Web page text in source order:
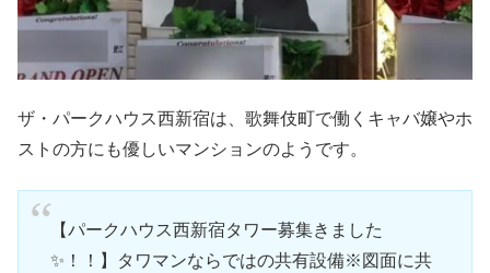
ザ・パークハウス西新宿は、歌舞伎町で働くキャバ嬢やホ
ストの方にも優しいマンションのようです。
【パークハウス西新宿タワー募集きました
✨！！】タワマンならではの共有設備※図面に共